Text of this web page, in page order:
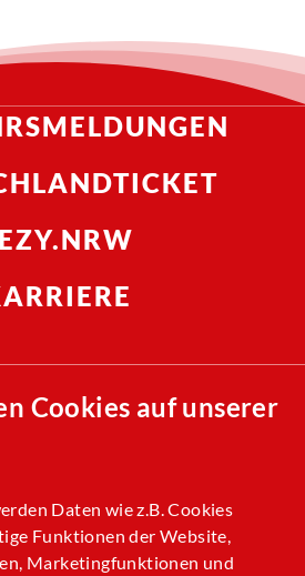
Cookies auf unserer
Daten wie z.B. Cookies
Funktionen der Website,
Marketingfunktionen und
(AEB)
Kontakt
Impressum